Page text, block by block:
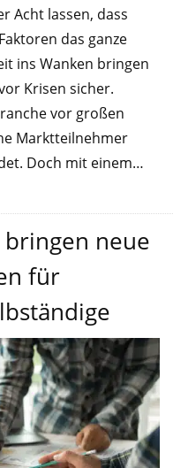
Acht lassen, dass
das ganze
ins Wanken bringen
Krisen sicher.
vor großen
Marktteilnehmer
Doch mit einem…
bringen neue
für